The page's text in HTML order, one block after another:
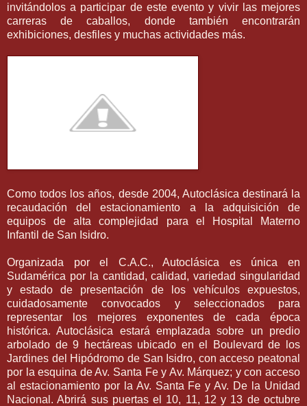
invitándolos a participar de este evento y vivir las mejores
carreras de caballos, donde también encontrarán
exhibiciones, desfiles y muchas actividades más.
Como todos los años, desde 2004, Autoclásica destinará la
recaudación del estacionamiento a la adquisición de
equipos de alta complejidad para el Hospital Materno
Infantil de San Isidro.
Organizada por el C.A.C., Autoclásica es única en
Sudamérica por la cantidad, calidad, variedad singularidad
y estado de presentación de los vehículos expuestos,
cuidadosamente convocados y seleccionados para
representar los mejores exponentes de cada época
histórica. Autoclásica estará emplazada sobre un predio
arbolado de 9 hectáreas ubicado en el Boulevard de los
Jardines del Hipódromo de San Isidro, con acceso peatonal
por la esquina de Av. Santa Fe y Av. Márquez; y con acceso
al estacionamiento por la Av. Santa Fe y Av. De la Unidad
Nacional. Abrirá sus puertas el 10, 11, 12 y 13 de octubre